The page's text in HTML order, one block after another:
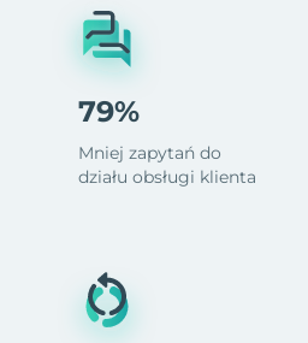
79%
Mniej zapytań do
działu obsługi klienta